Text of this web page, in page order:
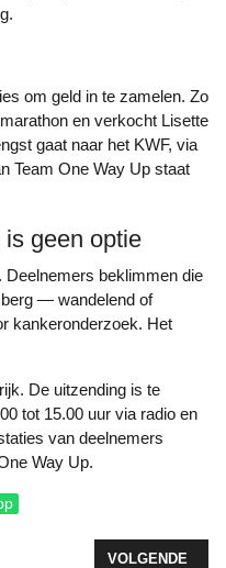
en verkocht Lisette
gaat naar het KWF, via
Team One Way Up staat
is geen optie
— wandelend of
kankeronderzoek. Het
tot 15.00 uur via radio en
van deelnemers
Way Up.
TIME SLUITVOLGENDE
VOLGENDE